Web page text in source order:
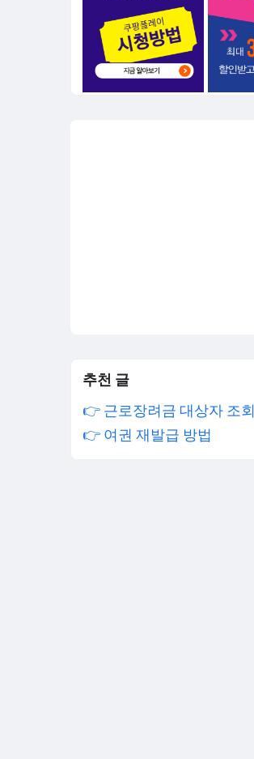
추천 글
👉 근로장려금 대상자 조회
👉 여권 재발급 방법